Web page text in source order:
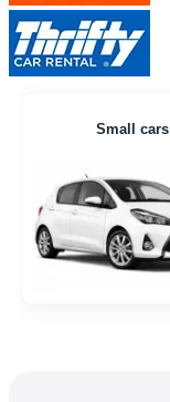
Small cars